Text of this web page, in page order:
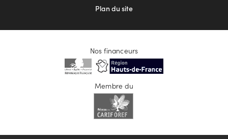
Plan du site
Nos financeurs
Membre du